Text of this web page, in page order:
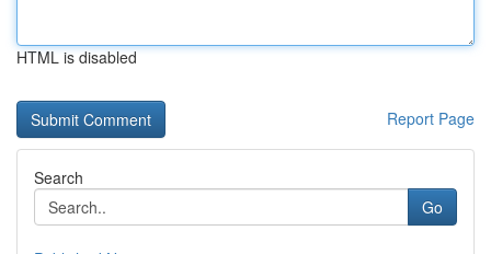
HTML is disabled
Report Page
Search
Go